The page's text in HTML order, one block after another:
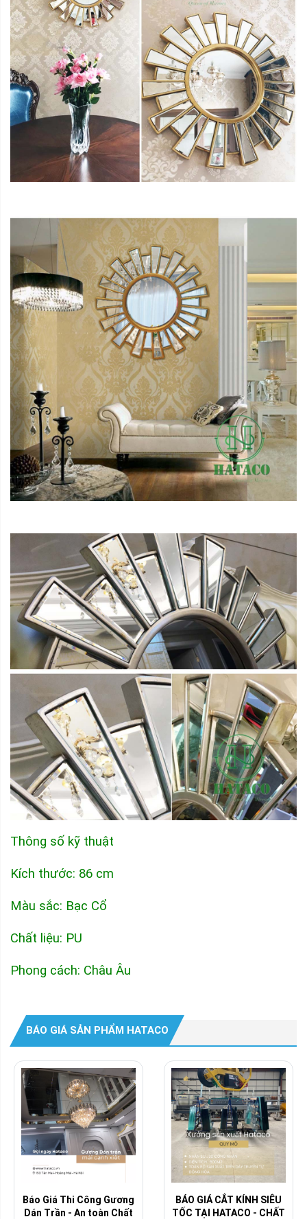
Thông số kỹ thuật
Kích thước: 86 cm
Màu sắc: Bạc Cổ
Chất liệu: PU
Phong cách: Châu Âu
BÁO GIÁ SẢN PHẨM HATACO
Báo Giá Thi Công Gương
Dán Trần - An toàn Chất
BÁO GIÁ CẮT KÍNH SIÊU
TỐC TẠI HATACO - CHẤT